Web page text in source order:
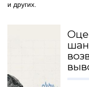
и других.